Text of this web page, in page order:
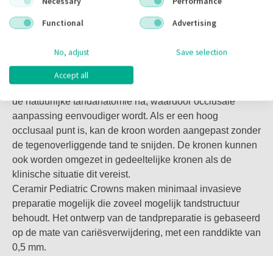
gebruikt om Ceramir Pediatric Crowns eenvoudig in de
mond te repareren.
op de tand van een kind te passen, en bieden zowel
geweldige esthetiek als functionaliteit. Het materiaal heeft
een glasachtige structuur die homogeen is, waardoor het
een natuurlijke doorschijnendheid en een hoogglanzend
oppervlak heeft dat het uiterlijk van een natuurlijke tand
nabootst in zowel kleur als vorm. Dit geeft het kind een
mooie en natuurlijke glimlach.
Redenen om Ceramir ® Pediatrische Kronen te gebruiken
Gemakkelijk te hanteren en
minimaal invasief
Ceramir Pediatric Crowns zijn geprefabriceerd voor
melktanden van alle maten en kunnen eenvoudig worden
aangepast aan de morfologie van uw patiënt. Ze bootsen
de natuurlijke tandanatomie na, waardoor occlusale
aanpassing eenvoudiger wordt. Als er een hoog
occlusaal punt is, kan de kroon worden aangepast zonder
de tegenoverliggende tand te snijden. De kronen kunnen
ook worden omgezet in gedeeltelijke kronen als de
klinische situatie dit vereist.
Ceramir Pediatric Crowns maken minimaal invasieve
preparatie mogelijk die zoveel mogelijk tandstructuur
behoudt. Het ontwerp van de tandpreparatie is gebaseerd
op de mate van cariësverwijdering, met een randdikte van
0,5 mm.
Functional
Advertising
No, adjust Save selection
Accept all